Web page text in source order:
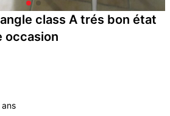
class A trés bon état
occasion